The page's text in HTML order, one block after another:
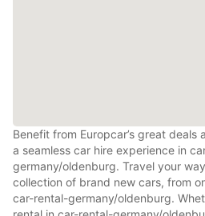
Benefit from Europcar’s great deals
a seamless car hire experience in
germany/oldenburg. Travel your
collection of brand new cars, from
car-rental-germany/oldenburg.